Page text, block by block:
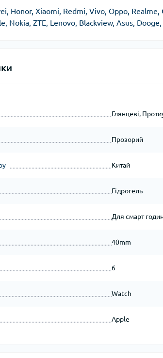
Honor, Xiaomi, Redmi, Vivo, Oppo,
Nokia, ZTE, Lenovo, Blackview, Asus, Dooge,
Глянцеві,
Прозорий
Китай
Гідрогель
Для смарт
40mm
6
Watch
Apple